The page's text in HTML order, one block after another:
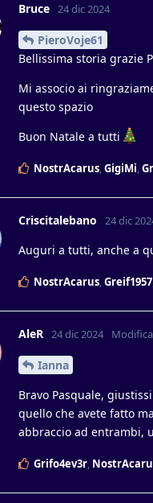
Bruce 24 dic 2024
PieroVoje61
Bellissima storia grazie
Mi associo ai
questo spazio
Buon Natale a tutti
NostrAcarus,GigiMi,
Criscitalebano 24 dic
Auguri a tutti, anche a
NostrAcarus,Greif1957
AleR 24 dic 2024
Ianna
Bravo Pasquale,
quello che avete fatto
abbraccio ad entrambi,
Grifo4ev3r,